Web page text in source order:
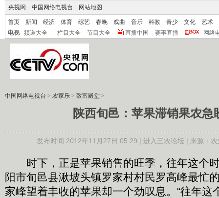
央视网 中国网络电视台 网站地图
首页 新闻 经济 体育 综艺 春晚 戏曲 音乐 科教 青少 文化
艺术
电视
频道大全 栏目大全 节目大全 直播中国 赛事直播 网络
中国网络电视台 > 农家乐 > 致富殿堂 >
陕西旬邑：苹果滞销果农急
发布时间:2012年11月27日 05:29 | 进入三农论坛| 来源：
时下，正是苹果销售的旺季，往年这个
阳市旬邑县湫坡头镇罗家村村民罗高峰最忙
家峰望着丰收的苹果却一个劲叹息。“往年这